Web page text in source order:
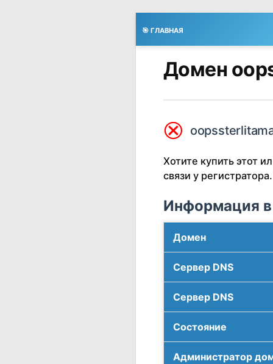
🎯 ГЛАВНАЯ
Домен
⮿
Хотите купить этот
связи у регистратора.
Информация в
Домен
Сервер DNS
Сервер DNS
Соcтояние
Администратор